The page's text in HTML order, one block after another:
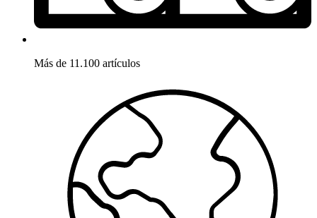
Más de 11.100 artículos